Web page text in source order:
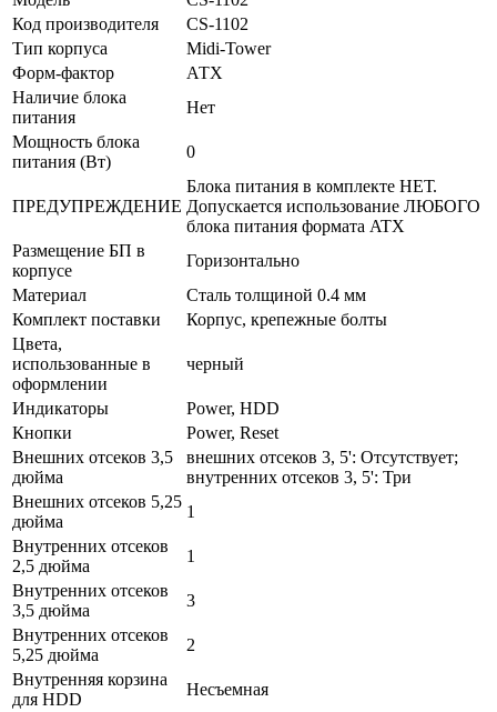
Код производителя
CS-1102
Тип корпуса
Midi-Tower
Форм-фактор
АТХ
Наличие блока
питания
Нет
Мощность блока
питания (Вт)
0
ПРЕДУПРЕЖДЕНИЕ
Блока питания в комплекте НЕТ.
Допускается использование ЛЮБОГО
блока питания формата ATX
Размещение БП в
корпусе
Горизонтально
Материал
Сталь толщиной 0.4 мм
Комплект поставки
Корпус, крепежные болты
Цвета,
использованные в
оформлении
черный
Индикаторы
Power, HDD
Кнопки
Power, Reset
Внешних отсеков 3,5
дюйма
внешних отсеков 3, 5': Отсутствует;
внутренних отсеков 3, 5': Три
Внешних отсеков 5,25
дюйма
1
Внутренних отсеков
2,5 дюйма
1
Внутренних отсеков
3,5 дюйма
3
Внутренних отсеков
5,25 дюйма
2
Внутренняя корзина
для HDD
Несъемная